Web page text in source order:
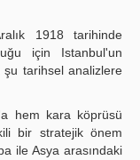
1918 tarihinde
için Istanbul'un
şu tarihsel analizlere
hem kara köprüsü
bir stratejik önem
ile Asya arasındaki